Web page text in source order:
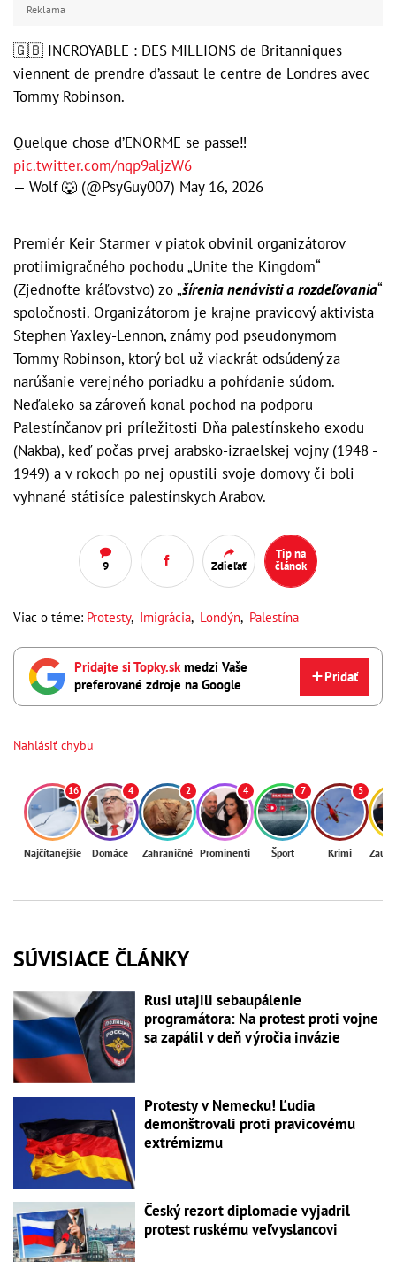
Reklama
🇬🇧 INCROYABLE : DES MILLIONS de Britanniques
viennent de prendre d’assaut le centre de Londres avec
Tommy Robinson.
Quelque chose d’ENORME se passe‼️
pic.twitter.com/nqp9aljzW6
— Wolf 🐺 (@PsyGuy007) May 16, 2026
Premiér Keir Starmer v piatok obvinil organizátorov
protiimigračného pochodu „Unite the Kingdom“
(Zjednoťte kráľovstvo) zo „šírenia nenávisti a rozdeľovania“
spoločnosti. Organizátorom je krajne pravicový aktivista
Stephen Yaxley-Lennon, známy pod pseudonymom
Tommy Robinson, ktorý bol už viackrát odsúdený za
narúšanie verejného poriadku a pohŕdanie súdom.
Neďaleko sa zároveň konal pochod na podporu
Palestínčanov pri príležitosti Dňa palestínskeho exodu
(Nakba), keď počas prvej arabsko-izraelskej vojny (1948 -
1949) a v rokoch po nej opustili svoje domovy či boli
vyhnané státisíce palestínskych Arabov.
9 Zdieľať
Tip na
článok
Viac o téme: Protesty, Imigrácia, Londýn, Palestína
Pridajte si Topky.skmedzi Vaše
preferované zdroje na Google
Pridať
Nahlásiť chybu
16
Najčítanejšie
4
Domáce
2
Zahraničné
4
Prominenti
7
Šport
5
Krimi
SÚVISIACE ČLÁNKY
Rusi utajili sebaupálenie
programátora: Na protest proti vojne
sa zapálil v deň výročia invázie
Protesty v Nemecku! Ľudia
demonštrovali proti pravicovému
extrémizmu
Český rezort diplomacie vyjadril
protest ruskému veľvyslancovi